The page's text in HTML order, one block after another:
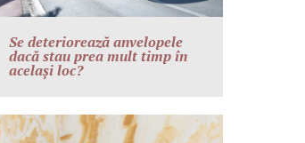
Se deteriorează anvelopele
dacă stau prea mult timp în
același loc?